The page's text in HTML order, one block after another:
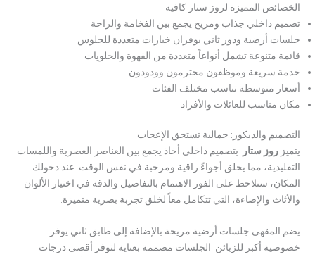
الخصائص المميزة لروز ستار كافيه
تصميم داخلي جذاب ومريح يجمع بين الفخامة والراحة
جلسات أرضية ودور ثاني يوفران خيارات متعددة للجلوس
قائمة متنوعة تشمل أنواعاً متعددة من القهوة والحلويات
خدمة سريعة وموظفون محترمون وودودون
أسعار متوسطة تناسب مختلف الفئات
مكان مناسب للعائلات والأفراد
التصميم والديكور: جمالية تستحق الإعجاب
يتميزروز ستار
بتصميم داخلي أخاذ يجمع بين العناصر العصرية واللمسات
التقليدية، مما يخلق أجواءً راقية ومرحبة في نفس الوقت. عند دخولك
المكان، ستلاحظ على الفور الاهتمام بالتفاصيل والدقة في اختيار الألوان
والأثاث والإضاءة، التي تتكامل معاً لخلق تجربة بصرية متميزة.
يضم المقهى جلسات أرضية مريحة بالإضافة إلى طابق ثاني يوفر
خصوصية أكبر للزبائن. الجلسات مصممة بعناية لتوفر أقصى درجات